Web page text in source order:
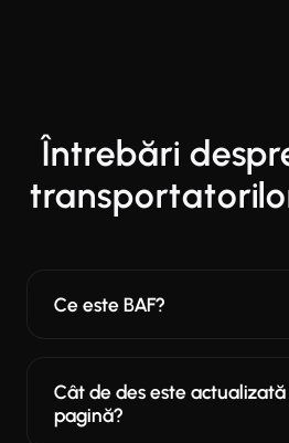
Întrebări
Ce este BAF?
Cât de des este
pagină?